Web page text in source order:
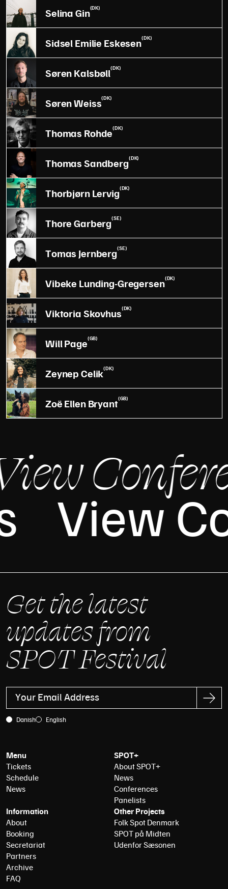
Selina Gin(DK)
Sidsel Emilie Eskesen(DK)
Søren Kalsbøll(DK)
Søren Weiss(DK)
Thomas Rohde(DK)
Thomas Sandberg(DK)
Thorbjørn Lervig(DK)
Thore Garberg(SE)
Tomas Jernberg(SE)
Vibeke Lunding-Gregersen(DK)
Viktoria Skovhus(DK)
Will Page(GB)
Zeynep Celik(DK)
Zoë Ellen Bryant(GB)
View
Get the latest
updates from
SPOT Festival
Danish English
Menu
Tickets
Schedule
News
SPOT+
About SPOT+
News
Conferences
Panelists
Information
About
Booking
Secretariat
Partners
Archive
FAQ
Other Projects
Folk Spot Denmark
SPOT på Midten
Udenfor Sæsonen